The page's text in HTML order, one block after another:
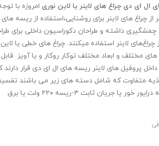
ال ای دی چراغ های لاینر یا لاین نوری امروزه با
از چراغ های لاینر برای روشنایی،استفاده از ریسه های
داشته و طراحان دکوراسیون داخلی برای
چراغ‌های لاینر استفاده میکنند. چراغ های خطی یا لاین
مختلف و ابعاد مختلف توکار روکار و یا آویز قابل
داخل پروفیل های لاینر ریسه های ال ای دی قرار دارند
متفاوت که شامل دسته های زیر می باشند
می شوند .۱-نوار اس ام دی ۱۲ ولت ۲- نوار اس ام دی ۲۴ ولت ۳ ریسه درایور خور یا جریان ثابت ۴-ریسه ۲۲۰ ولت یا برق